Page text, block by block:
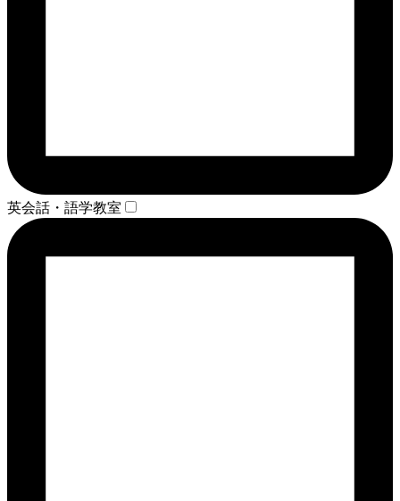
英会話・語学教室